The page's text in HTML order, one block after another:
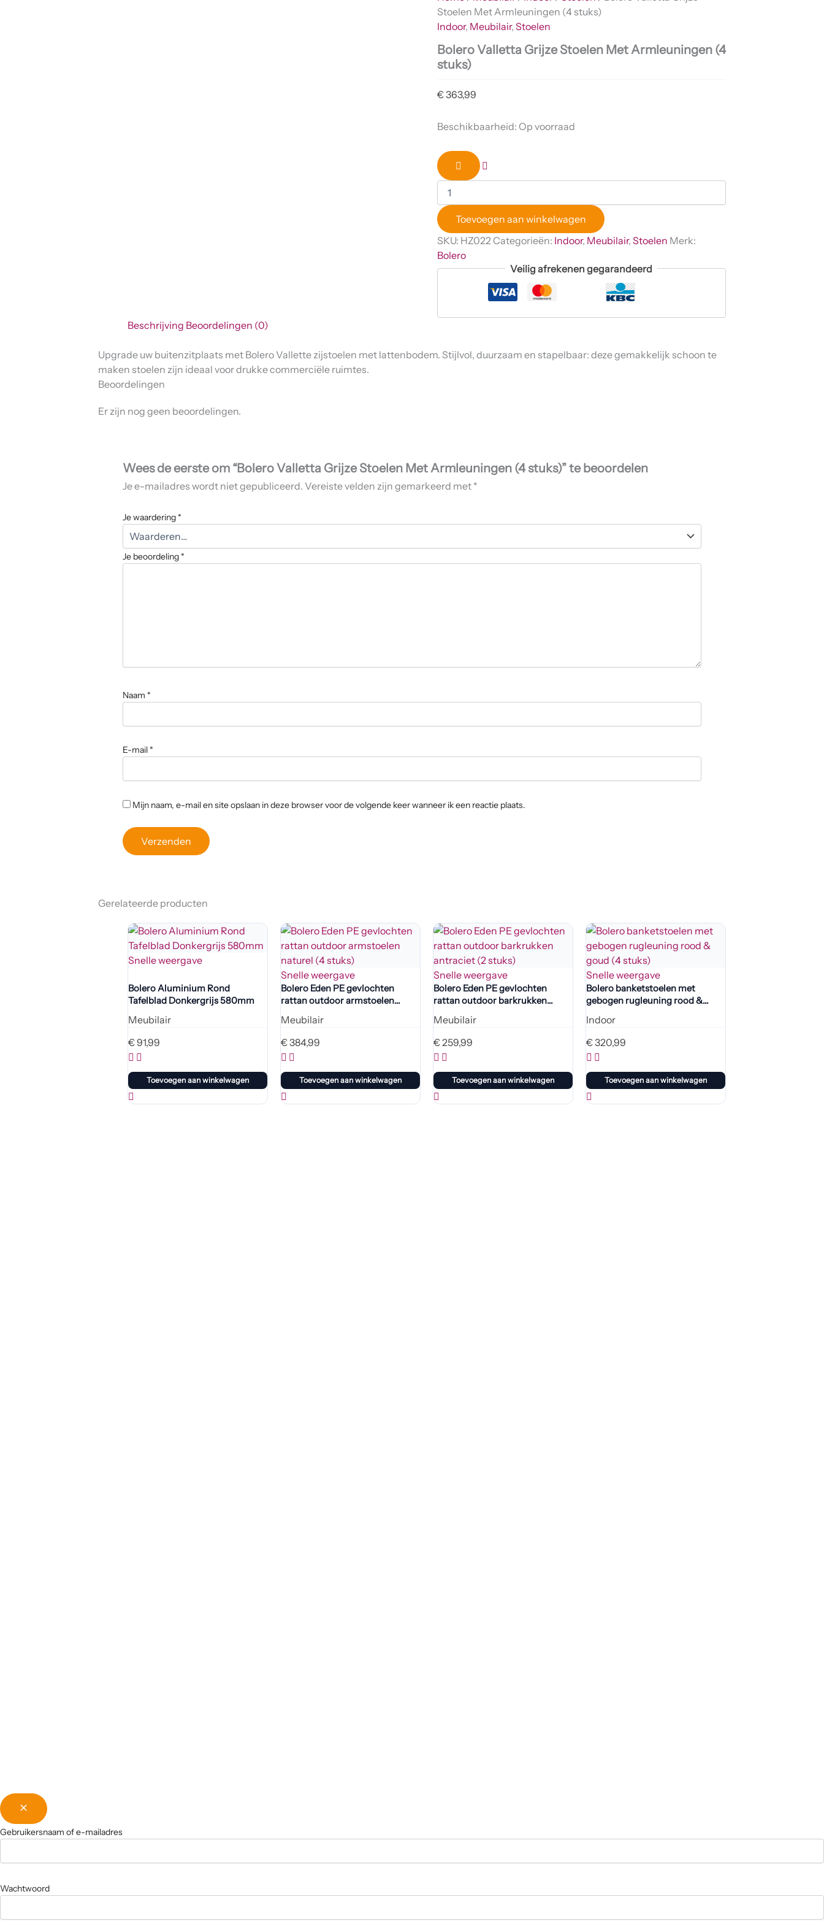
Stoelen Met Armleuningen (4 stuks)
Indoor, Meubilair, Stoelen
Bolero Valletta Grijze Stoelen Met Armleuningen (4
stuks)
€363,99
Beschikbaarheid: Op voorraad
Toevoegen aan winkelwagen
SKU: HZ022 Categorieën: Indoor, Meubilair, Stoelen Merk:
Bolero
Veilig afrekenen gegarandeerd
Beschrijving Beoordelingen (0)
Upgrade uw buitenzitplaats met Bolero Vallette zijstoelen met lattenbodem. Stijlvol, duurzaam en stapelbaar: deze gemakkelijk schoon te
maken stoelen zijn ideaal voor drukke commerciële ruimtes.
Beoordelingen
Er zijn nog geen beoordelingen.
Wees de eerste om “Bolero Valletta Grijze Stoelen Met Armleuningen (4 stuks)” te beoordelen
Je e-mailadres wordt niet gepubliceerd. Vereiste velden zijn gemarkeerd met *
Je waardering *
Je beoordeling *
Naam *
E-mail *
Mijn naam, e-mail en site opslaan in deze browser voor de volgende keer wanneer ik een reactie plaats.
Gerelateerde producten
Snelle weergave
Bolero Aluminium Rond
Tafelblad Donkergrijs 580mm
Meubilair
€91,99
Toevoegen aan winkelwagen
Snelle weergave
Bolero Eden PE gevlochten
rattan outdoor armstoelen
Meubilair
€384,99
Toevoegen aan winkelwagen
Snelle weergave
Bolero Eden PE gevlochten
rattan outdoor barkrukken
Meubilair
€259,99
Toevoegen aan winkelwagen
Snelle weergave
Bolero banketstoelen met
gebogen rugleuning rood &
Indoor
€320,99
Toevoegen aan winkelwagen
Gebruikersnaam of e-mailadres
Wachtwoord